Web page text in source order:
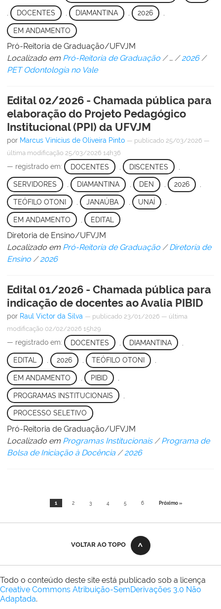
DOCENTES DIAMANTINA 2026
EM ANDAMENTO
Pró-Reitoria de Graduação/UFVJM
Localizado em Pró-Reitoria de Graduação /… /2026 /
PET Odontologia no Vale
Edital 02/2026 - Chamada pública para
elaboração do Projeto Pedagógico
Institucional (PPI) da UFVJM
por Marcus Vinícius de Oliveira Pinto — publicado 25/03/2026 —
última modificação 25/03/2026 14h36
— registrado em: DOCENTES DISCENTES
SERVIDORES , DIAMANTINA , DEN , 2026 ,
TEÓFILO OTONI JANAÚBA UNAÍ
EM ANDAMENTO EDITAL
Diretoria de Ensino/UFVJM
Localizado em Pró-Reitoria de Graduação /Diretoria de
Ensino /2026
Edital 01/2026 - Chamada pública para
indicação de docentes ao Avalia PIBID
por Raul Victor da Silva — publicado 23/01/2026 — última
modificação 02/02/2026 15h29
— registrado em: DOCENTES DIAMANTINA
EDITAL , 2026 , TEÓFILO OTONI ,
EM ANDAMENTO PIBID
PROGRAMAS INSTITUCIONAIS
PROCESSO SELETIVO
Pró-Reitoria de Graduação/UFVJM
Localizado em Programas Institucionais /Programa de
Bolsa de Iniciação à Docência /2026
1 2 3 4 5 6 Próximo »
VOLTAR AO TOPO
Todo o conteúdo deste site está publicado sob a licença
Creative Commons Atribuição-SemDerivações 3.0 Não
Adaptada.